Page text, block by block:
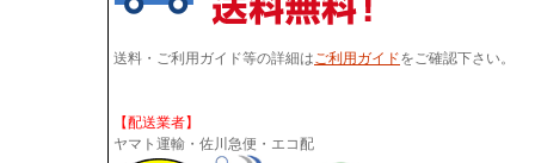
送料・ご利用ガイド等の詳細はご利用ガイドをご確認下さい。
【配送業者】
ヤマト運輸・佐川急便・エコ配